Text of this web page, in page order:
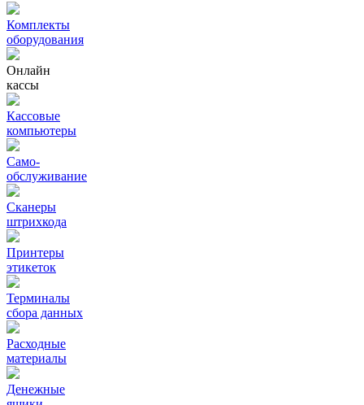
Комплекты
оборудования
Онлайн
кассы
Кассовые
компьютеры
Само-
обслуживание
Сканеры
штрихкода
Принтеры
этикеток
Терминалы
сбора данных
Расходные
материалы
Денежные